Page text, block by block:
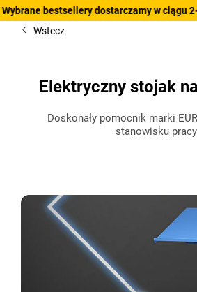
dostarczamy w ciągu 2-3 dni
Wstecz
Elektryczny stojak
Doskonały pomocnik marki
stanowisku pracy